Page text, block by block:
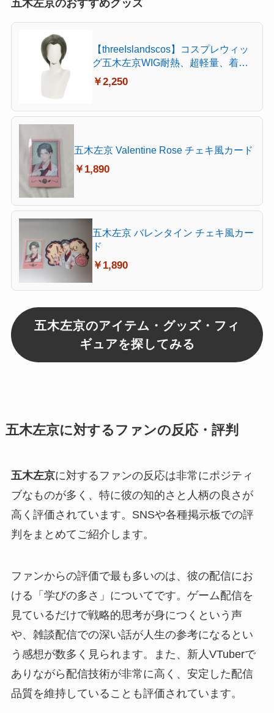
五木左京のおすすめグッズ
【threeIslandscos】コスプレウィッ
グ五木左京WIG耐熱、超軽量、着け
やすい、耐久性があり、手入れが簡
単、アニメグッズ、巡回展覧会、学
ンイベント、クリスマス、テーマパ
￥2,250
五木左京 Valentine Rose チェキ風カード
￥1,890
五木左京 バレンタイン チェキ風カー
ド
￥1,890
五木左京のアイテム・グッズ・フィ
ギュアを探してみる
五木左京に対するファンの反応・評判
五木左京に対するファンの反応は非常にポジティ
ブなものが多く、特に彼の知的さと人柄の良さが
高く評価されています。SNSや各種掲示板での評
判をまとめてご紹介します。
ファンからの評価で最も多いのは、彼の配信にお
ける「学びの多さ」についてです。ゲーム配信を
見ているだけで戦略的思考が身につくという声
や、雑談配信での深い話が人生の参考になるとい
う感想が数多く見られます。また、新人VTuberで
ありながら配信技術が非常に高く、安定した配信
品質を維持していることも評価されています。